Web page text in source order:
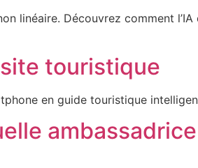
linéaire. Découvrez comment
touristique
en guide touristique